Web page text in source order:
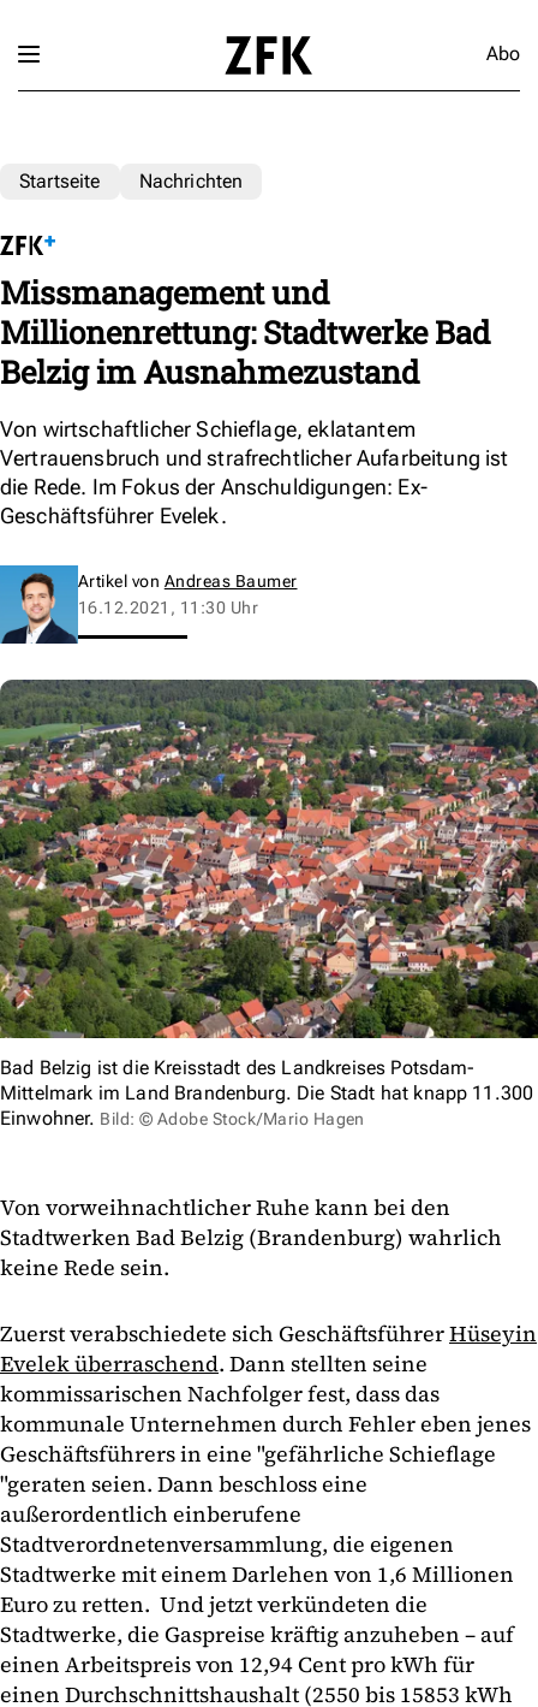
Abo
Startseite Nachrichten
Missmanagement und
Millionenrettung: Stadtwerke Bad
Belzig im Ausnahmezustand
Von wirtschaftlicher Schieflage, eklatantem
Vertrauensbruch und strafrechtlicher Aufarbeitung ist
die Rede. Im Fokus der Anschuldigungen: Ex-
Geschäftsführer Evelek.
Artikel von Andreas Baumer
16.12.2021, 11:30 Uhr
Bad Belzig ist die Kreisstadt des Landkreises Potsdam-
Mittelmark im Land Brandenburg. Die Stadt hat knapp 11.300
Einwohner. Bild: © Adobe Stock/Mario Hagen
Von vorweihnachtlicher Ruhe kann bei den
Stadtwerken Bad Belzig (Brandenburg) wahrlich
keine Rede sein.
Zuerst verabschiedete sich GeschäftsführerHüseyin
Evelek überraschend. Dann stellten seine
kommissarischen Nachfolger fest, dass das
kommunale Unternehmen durch Fehler eben jenes
Geschäftsführers in eine "gefährliche Schieflage
"geraten seien. Dann beschloss eine
außerordentlich einberufene
Stadtverordnetenversammlung, die eigenen
Stadtwerke mit einem Darlehen von 1,6 Millionen
Euro zu retten. Und jetzt verkündeten die
Stadtwerke, die Gaspreise kräftig anzuheben – auf
einen Arbeitspreis von 12,94 Cent pro kWh für
einen Durchschnittshaushalt (2550 bis 15853 kWh